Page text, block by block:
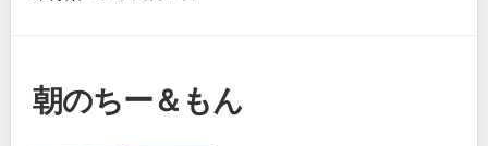
朝のちー＆もん